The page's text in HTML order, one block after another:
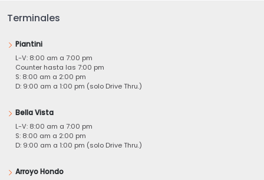
Terminales
Piantini
L-V: 8:00 am a 7:00 pm
Counter hasta las 7:00 pm
S: 8:00 am a 2:00 pm
D: 9:00 am a 1:00 pm (solo Drive Thru.)
Bella Vista
L-V: 8:00 am a 7:00 pm
S: 8:00 am a 2:00 pm
D: 9:00 am a 1:00 pm (solo Drive Thru.)
Arroyo Hondo